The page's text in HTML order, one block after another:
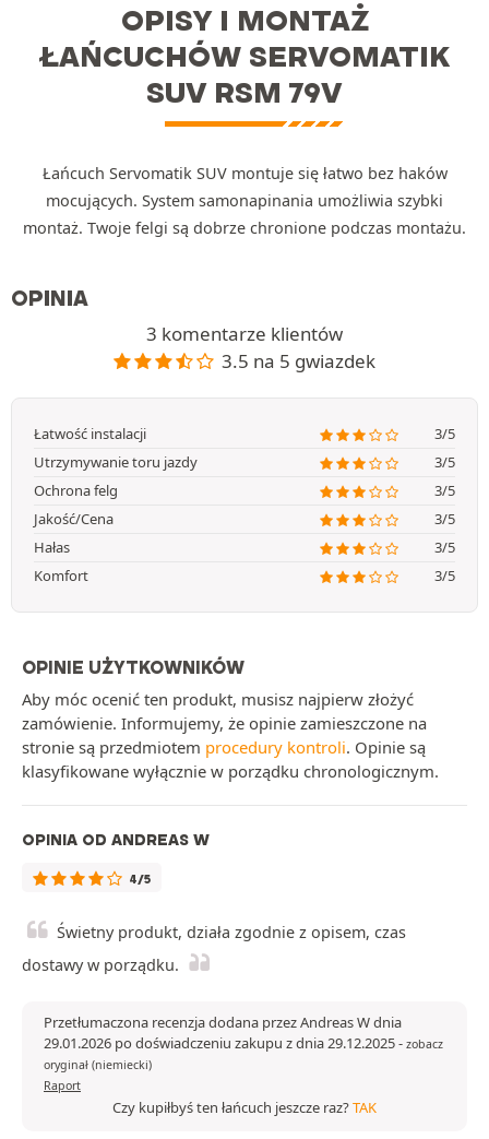
OPISY I MONTAŻ
ŁAŃCUCHÓW SERVOMATIK
SUV RSM 79V
Łańcuch Servomatik SUV montuje się łatwo bez haków
mocujących. System samonapinania umożliwia szybki
montaż. Twoje felgi są dobrze chronione podczas montażu.
OPINIA
3 komentarze klientów
3.5 na 5 gwiazdek
Łatwość instalacji
3/5
Utrzymywanie toru jazdy
3/5
Ochrona felg
3/5
Jakość/Cena
3/5
Hałas
3/5
Komfort
3/5
OPINIE UŻYTKOWNIKÓW
Aby móc ocenić ten produkt, musisz najpierw złożyć
zamówienie. Informujemy, że opinie zamieszczone na
stronie są przedmiotem procedury kontroli. Opinie są
klasyfikowane wyłącznie w porządku chronologicznym.
OPINIA OD ANDREAS W
4/5
Świetny produkt, działa zgodnie z opisem, czas
dostawy w porządku.
Przetłumaczona recenzja dodana przez Andreas W dnia
29.01.2026 po doświadczeniu zakupu z dnia 29.12.2025- zobacz
oryginał (niemiecki)
Raport
Czy kupiłbyś ten łańcuch jeszcze raz?TAK